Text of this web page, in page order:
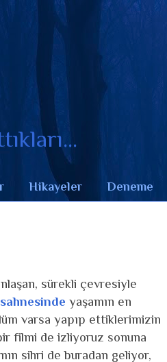
Hikayeler Deneme
sürekli çevresiyle
yaşamın en
varsa yapıp ettiklerimizin
filmi de izliyoruz sonuna
sihri de buradan geliyor,